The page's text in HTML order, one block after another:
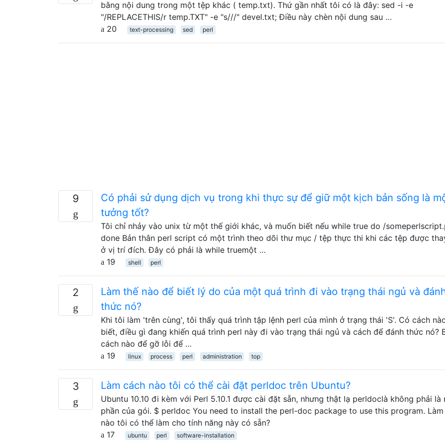
bằng nội dung trong một tệp khác ( temp.txt). Thứ gần nhất tôi có là đây: sed -i -e
"/REPLACETHIS/r temp.TXT" -e "s///" devel.txt; Điều này chèn nội dung sau …
20
text-processing sed perl
9
Có phải sử dụng dịch vụ trong khi thực sự để giữ một kịch bản sống là
tưởng tốt?
Tôi chỉ nhảy vào unix từ một thế giới khác, và muốn biết nếu while true do /
done Bản thân perl script có một trình theo dõi thư mục / tệp thực thi khi các tệp được
ở vị trí đích. Đây có phải là while truemột …
19
shell perl
2
Làm thế nào để biết lý do của một quá trình đi vào trạng thái ngủ và
thức nó?
Khi tôi làm 'trên cùng', tôi thấy quá trình tập lệnh perl của mình ở trạng thái 'S'. Có cách
biết, điều gì đang khiến quá trình perl này đi vào trạng thái ngủ và cách để đánh thức nó?
cách nào để gỡ lỗi để …
19
linux process perl administration top
3 Làm cách nào tôi có thể cài đặt perldoc trên Ubuntu?
Ubuntu 10.10 đi kèm với Perl 5.10.1 được cài đặt sẵn, nhưng thật lạ perldoclà không phải là
phần của gói. $ perldoc You need to install the perl-doc package to use this program.
nào tôi có thể làm cho tính năng này có sẵn?
17
ubuntu perl software-installation